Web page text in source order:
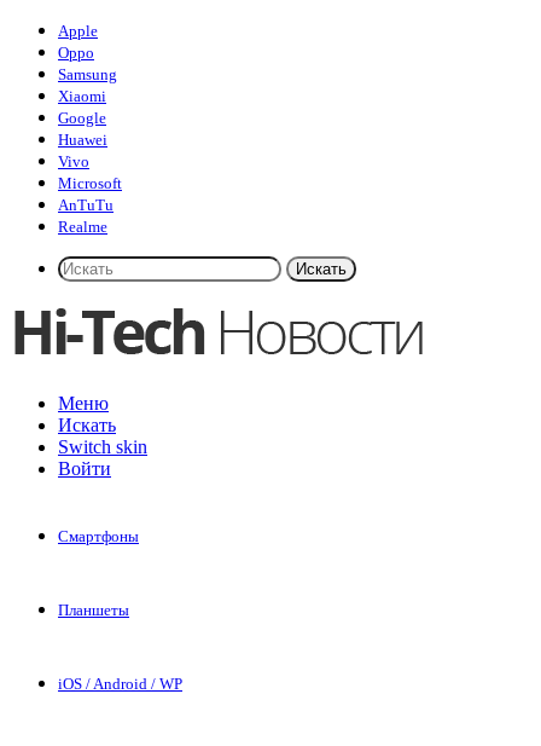
Apple
Oppo
Samsung
Xiaomi
Google
Huawei
Vivo
Microsoft
AnTuTu
Realme
Искать
Меню
Искать
Switch skin
Войти
Смартфоны
Планшеты
iOS / Android / WP